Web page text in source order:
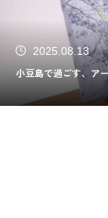
2025.08.13
小豆島で過ごす、ア